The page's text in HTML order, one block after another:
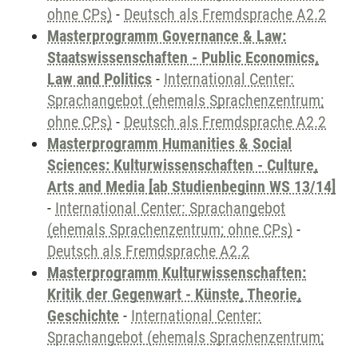
ohne CPs) - Deutsch als Fremdsprache A2.2
Masterprogramm Governance & Law:
Staatswissenschaften - Public Economics,
Law and Politics - International Center:
Sprachangebot (ehemals Sprachenzentrum;
ohne CPs) - Deutsch als Fremdsprache A2.2
Masterprogramm Humanities & Social
Sciences: Kulturwissenschaften - Culture,
Arts and Media [ab Studienbeginn WS 13/14]
- International Center: Sprachangebot
(ehemals Sprachenzentrum; ohne CPs) -
Deutsch als Fremdsprache A2.2
Masterprogramm Kulturwissenschaften:
Kritik der Gegenwart - Künste, Theorie,
Geschichte - International Center:
Sprachangebot (ehemals Sprachenzentrum;